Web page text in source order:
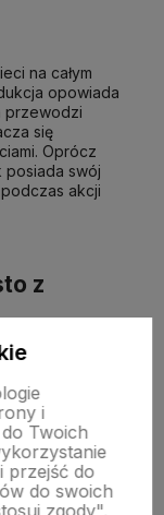
z
na całym
opowiada
przewodzi
się
Oprócz
swój
akcji
od kilku
Gniotki,
i
Twoich
przejść do
do swoich
zgody".